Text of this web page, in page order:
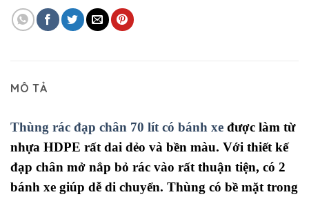
MÔ TẢ
Thùng rác đạp chân 70 lít có bánh xe được làm từ
nhựa HDPE rất dai dẻo và bền màu. Với thiết kế
đạp chân mở nắp bỏ rác vào rất thuận tiện, có 2
bánh xe giúp dễ di chuyển. Thùng có bề mặt trong